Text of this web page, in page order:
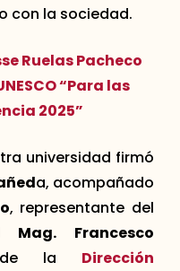
con la sociedad.
Ruelas Pacheco
“Para las
2025”
universidad firmó
a, acompañado
, representante del
Mag. Francesco
de la Dirección